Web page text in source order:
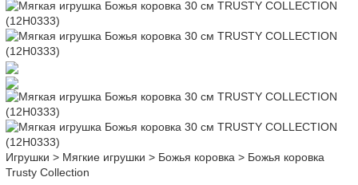
Игрушки > Мягкие игрушки > Божья коровка > Божья коровка
Trusty Collection